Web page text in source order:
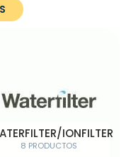
IONFILTER
8 PRODUCTOS